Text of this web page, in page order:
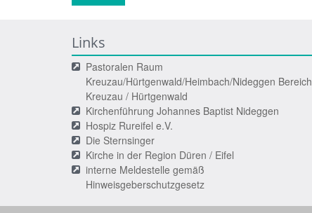
Links
Pastoralen Raum
Kreuzau/Hürtgenwald/Heimbach/Nideggen Bereich
Kreuzau / Hürtgenwald
Kirchenführung Johannes Baptist Nideggen
Hospiz Rureifel e.V.
Die Sternsinger
Kirche in der Region Düren / Eifel
interne Meldestelle gemäß
Hinweisgeberschutzgesetz